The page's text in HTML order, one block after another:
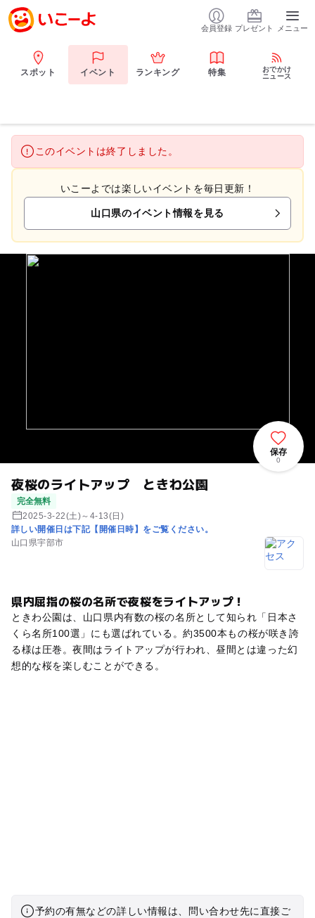
会員登録 プレゼント メニュー
スポット イベント ランキング 特集
おでかけ
ニュース
このイベントは終了しました。
いこーよでは楽しいイベントを毎日更新！
山口県のイベント情報を見る
夜桜のライトアップ ときわ公園
完全無料
2025-3-22(土)～4-13(日)
詳しい開催日は下記【開催日時】をご覧ください。
山口県宇部市
保存
0
県内屈指の桜の名所で夜桜をライトアップ！
ときわ公園は、山口県内有数の桜の名所として知られ「日本さ
くら名所100選」にも選ばれている。約3500本もの桜が咲き誇
る様は圧巻。夜間はライトアップが行われ、昼間とは違った幻
想的な桜を楽しむことができる。
予約の有無などの詳しい情報は、問い合わせ先に直接ご